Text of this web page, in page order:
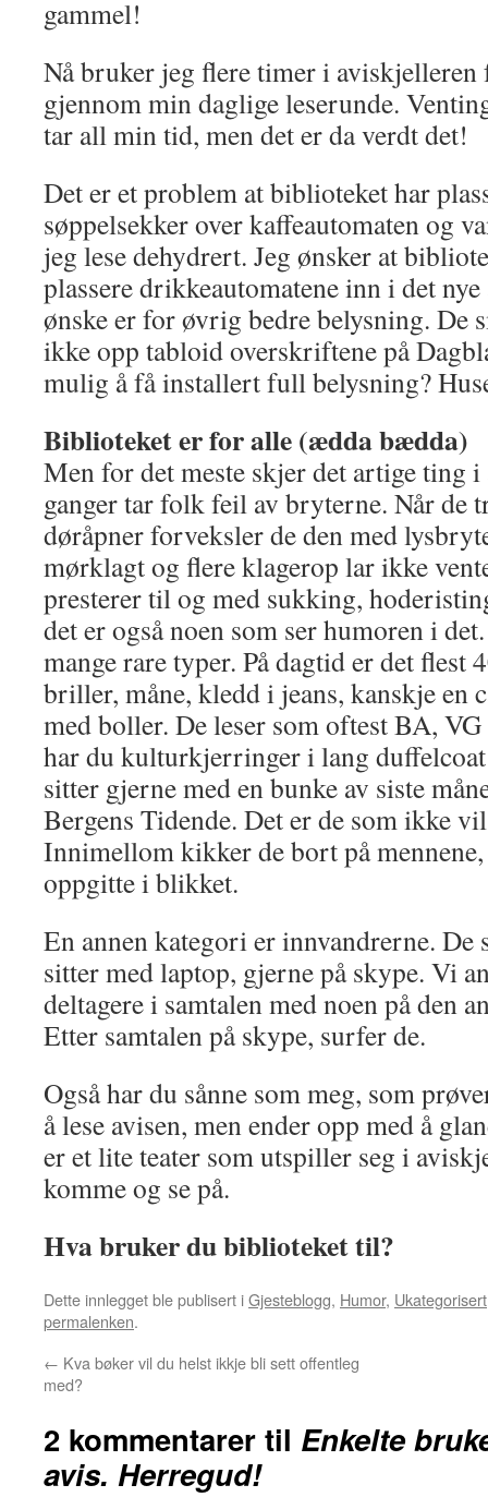
gammel!
Nå bruker jeg flere timer i aviskjelleren
gjennom min daglige leserunde.
tar all min tid, men det er da verdt det!
Det er et problem at biblioteket har
søppelsekker over kaffeautomaten og
jeg lese dehydrert. Jeg ønsker at
plassere drikkeautomatene inn i det
ønske er for øvrig bedre belysning. De
ikke opp tabloid overskriftene på
mulig å få installert full belysning?
Biblioteket er for alle (ædda bædda)
Men for det meste skjer det artige ting
ganger tar folk feil av bryterne. Når de
døråpner forveksler de den med
mørklagt og flere klagerop lar ikke
presterer til og med sukking,
det er også noen som ser humoren i
mange rare typer. På dagtid er det flest
briller, måne, kledd i jeans, kanskje en
med boller. De leser som oftest BA,
har du kulturkjerringer i lang
sitter gjerne med en bunke av siste
Bergens Tidende. Det er de som ikke
Innimellom kikker de bort på
oppgitte i blikket.
En annen kategori er innvandrerne. De
sitter med laptop, gjerne på skype. Vi
deltagere i samtalen med noen på den
Etter samtalen på skype, surfer de.
Også har du sånne som meg, som
å lese avisen, men ender opp med å
er et lite teater som utspiller seg i
komme og se på.
Hva bruker du biblioteket til?
Dette innlegget ble publisert iGjesteblogg, Humor, Ukategorisert
permalenken.
← Kva bøker vil du helst ikkje bli sett offentleg
med?
2 kommentarer til Enkelte
avis. Herregud!